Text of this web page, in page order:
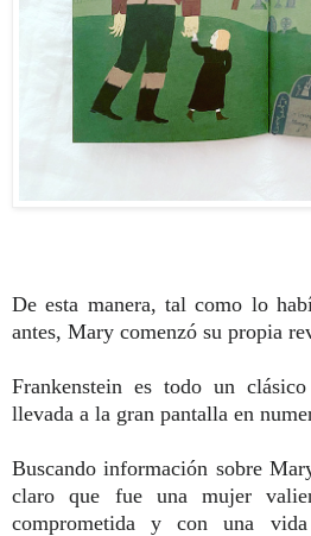
De esta manera, tal como lo
antes, Mary comenzó su propia
Frankenstein es todo un
llevada a la gran pantalla en
Buscando información sobre
claro que fue una mujer
comprometida y con una